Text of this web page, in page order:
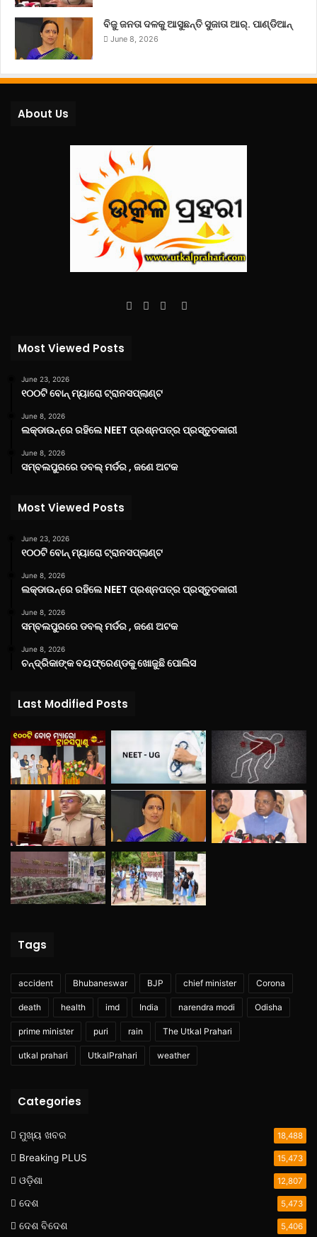
ବିଜୁ ଜନତା ଦଳକୁ ଆସୁଛନ୍ତି ସୁଜାତା ଆର୍‌. ପାଣ୍ଡିଆନ୍
June 8, 2026
About Us
Facebook
TwitterYouTube
Instagram
Most Viewed Posts
June 23, 2026
୧୦୦ଟି ବୋନ୍ ମ୍ୟାରୋ ଟ୍ରାନସପ୍ଲାଣ୍ଟ
June 8, 2026
ଲକ୍‌ଡାଉନ୍‌ରେ ରହିଲେ NEET ପ୍ରଶ୍ନପତ୍ର ପ୍ରସ୍ତୁତକାରୀ
June 8, 2026
ସମ୍ବଲପୁରରେ ଡବଲ୍ ମର୍ଡର , ଜଣେ ଅଟକ
Most Viewed Posts
June 23, 2026
୧୦୦ଟି ବୋନ୍ ମ୍ୟାରୋ ଟ୍ରାନସପ୍ଲାଣ୍ଟ
June 8, 2026
ଲକ୍‌ଡାଉନ୍‌ରେ ରହିଲେ NEET ପ୍ରଶ୍ନପତ୍ର ପ୍ରସ୍ତୁତକାରୀ
June 8, 2026
ସମ୍ବଲପୁରରେ ଡବଲ୍ ମର୍ଡର , ଜଣେ ଅଟକ
June 8, 2026
ଚନ୍ଦ୍ରିକାଙ୍କ ବୟଫ୍ରେଣ୍ଡକୁ ଖୋଜୁଛି ପୋଲିସ
Last Modified Posts
Tags
accident Bhubaneswar BJP chief minister Corona
death health imd India narendra modi Odisha
prime minister puri rain The Utkal Prahari
utkal prahari UtkalPrahari weather
Categories
ମୁଖ୍ୟ ଖବର 18,488
Breaking PLUS 15,473
ଓଡ଼ିଶା 12,807
ଦେଶ 5,473
ଦେଶ ବିଦେଶ 5,406